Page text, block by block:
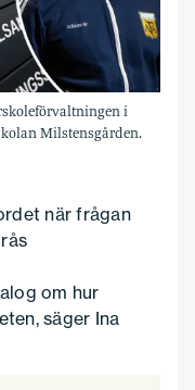
i
Milstensgården.
när frågan
om hur
säger Ina